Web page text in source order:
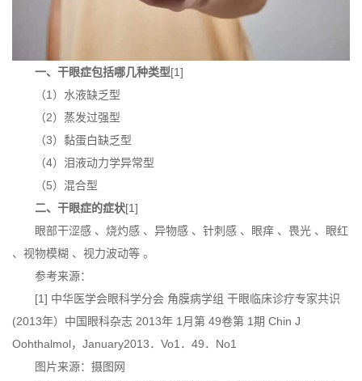
一、干眼症包括哪几种类型[1]
（1）水液缺乏型
（2）蒸发过强型
（3）黏蛋白缺乏型
（4）泪液动力学异常型
（5）混合型
二、干眼症的症状[1]
眼部干涩感 、烧灼感 、异物感 、针刺感 、眼痒 、畏光 、眼红
、视物模糊 、视力波动等 。
参考来源：
[1] 中华医学会眼科学分会 角膜病学组 干眼临床诊疗专家共识
(2013年）中国眼科杂志 2013年 1月第 49卷第 1期 Chin J
Oohthalmol，January2013．Vo1．49．No1
图片来源：摄图网